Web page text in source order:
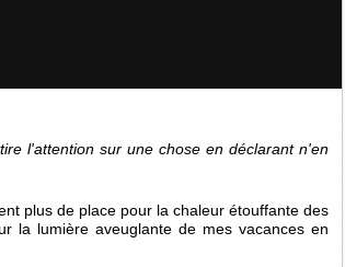
l'attention sur une chose en déclarant n'en
plus de place pour la chaleur étouffante des
la lumière aveuglante de mes vacances en